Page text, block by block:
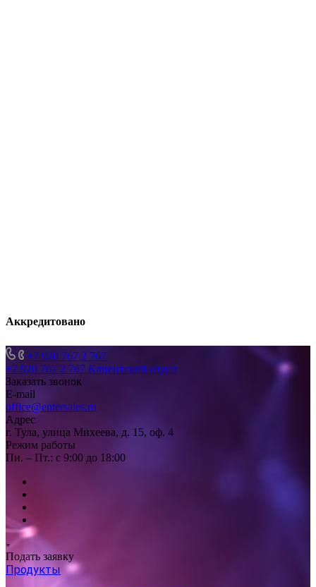
Аккредитовано
+7 920 767 2 767
+7 920 767 2 767 Клиентский отдел
Заказать звонок
E-mail
office@entersales.ru
Адрес
г. Тула, улица Михеева, д. 15, оф. 4
Режим работы
Пн. – Пт.: с 9:00 до 18:00
Подать заявку
Продукты